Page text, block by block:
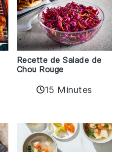
Recette de Salade de
Chou Rouge
15 Minutes